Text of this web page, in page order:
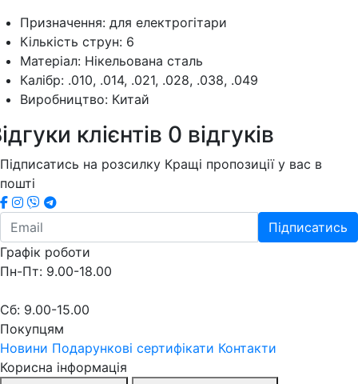
Призначення: для електрогітари
Кількість струн: 6
Матеріал: Нікельована сталь
Калібр: .010, .014, .021, .028, .038, .049
Виробництво: Китай
клієнтів 0 відгуків
Підписатись на розсилку Кращі пропозиції у вас в
пошті
Підписатись
Графік роботи
Пн-Пт: 9.00-18.00
Сб: 9.00-15.00
Покупцям
Новини Подарункові сертифікати Контакти
Корисна інформація